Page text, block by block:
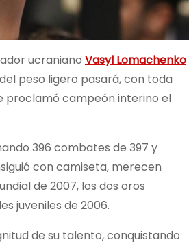
ucraniano Vasyl Lomachenko
peso ligero pasará, con toda
proclamó campeón interino el
396 combates de 397 y
con camiseta, merecen
de 2007, los dos oros
juveniles de 2006.
de su talento, conquistando